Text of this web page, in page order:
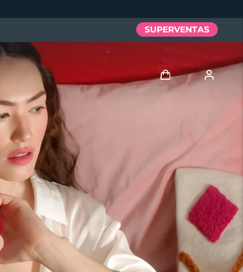
SUPERVENTAS
Perfil de usuario
Mis dispositivos
Mis pedidos
Mis direcciones
Mis suscripciones